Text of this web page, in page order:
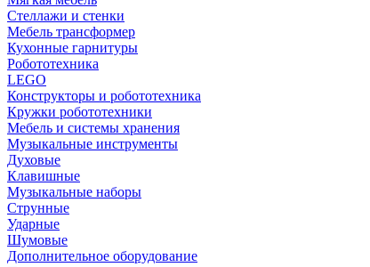
Стеллажи и стенки
Мебель трансформер
Кухонные гарнитуры
Робототехника
LEGO
Конструкторы и робототехника
Кружки робототехники
Мебель и системы хранения
Музыкальные инструменты
Духовые
Клавишные
Музыкальные наборы
Струнные
Ударные
Шумовые
Дополнительное оборудование